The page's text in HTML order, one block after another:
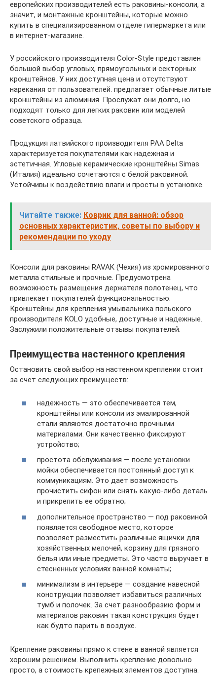
европейских производителей есть раковины-консоли, а
значит, и монтажные кронштейны, которые можно
купить в специализированном отделе гипермаркета или
в интернет-магазине.
У российского производителя Color-Style представлен
большой выбор угловых, прямоугольных и секторных
кронштейнов. У них доступная цена и отсутствуют
нарекания от пользователей. предлагает обычные литые
кронштейны из алюминия. Прослужат они долго, но
подходят только для легких раковин или моделей
советского образца.
Продукция латвийского производителя PAA Delta
характеризуется покупателями как надежная и
эстетичная. Угловые керамические кронштейны Simas
(Италия) идеально сочетаются с белой раковиной.
Устойчивы к воздействию влаги и просты в установке.
Читайте также: Коврик для ванной: обзор
основных характеристик, советы по выбору и
рекомендации по уходу
Консоли для раковины RAVAK (Чехия) из хромированного
металла стильные и прочные. Предусмотрена
возможность размещения держателя полотенец, что
привлекает покупателей функциональностью.
Кронштейны для крепления умывальника польского
производителя KOLO удобные, доступные и надежные.
Заслужили положительные отзывы покупателей.
Преимущества настенного крепления
Остановить свой выбор на настенном креплении стоит
за счет следующих преимуществ:
надежность — это обеспечивается тем,
кронштейны или консоли из эмалированной
стали являются достаточно прочными
материалами. Они качественно фиксируют
устройство;
простота обслуживания — после установки
мойки обеспечивается постоянный доступ к
коммуникациям. Это дает возможность
прочистить сифон или снять какую-либо деталь
и прикрепить ее обратно;
дополнительное пространство — под раковиной
появляется свободное место, которое
позволяет разместить различные ящички для
хозяйственных мелочей, корзину для грязного
белья или иные предметы. Это часто выручает в
стесненных условиях ванной комнаты;
минимализм в интерьере — создание навесной
конструкции позволяет избавиться различных
тумб и полочек. За счет разнообразию форм и
материалов раковин такая конструкция будет
как будто парить в воздухе.
Крепление раковины прямо к стене в ванной является
хорошим решением. Выполнить крепление довольно
просто, а стоимость крепежных элементов доступна.